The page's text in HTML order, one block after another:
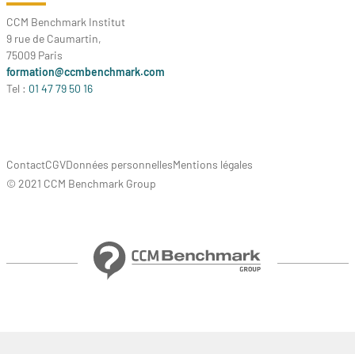
CCM Benchmark Institut
9 rue de Caumartin,
75009 Paris
formation@ccmbenchmark.com
Tel : 01 47 79 50 16
ContactCGVDonnées personnellesMentions légales
© 2021 CCM Benchmark Group